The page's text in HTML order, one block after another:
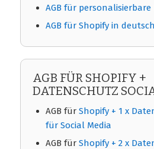
AGB für
AGB für Shopify in
AGB FÜR SHOPIFY +
DATENSCHUTZ
AGB für Shopify + 1 x
für Social Media
AGB für Shopify + 2 x